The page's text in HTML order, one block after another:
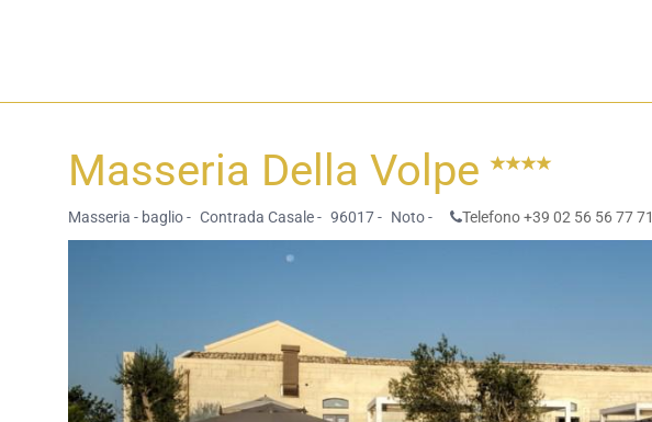
Masseria Della Volpe
Masseria - baglio - Contrada Casale - 96017 - Noto - Telefono +39 02 56 56 77 71